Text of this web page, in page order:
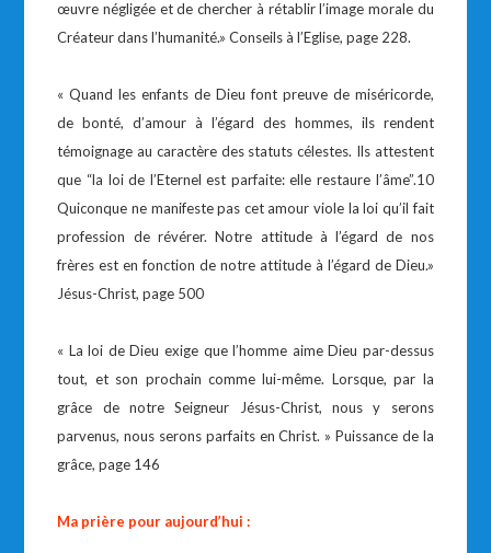
œuvre négligée et de chercher à rétablir l’image morale du
Créateur dans l’humanité.» Conseils à l’Eglise, page 228.
« Quand les enfants de Dieu font preuve de miséricorde,
de bonté, d’amour à l’égard des hommes, ils rendent
témoignage au caractère des statuts célestes. Ils attestent
que “la loi de l’Eternel est parfaite: elle restaure l’âme”.10
Quiconque ne manifeste pas cet amour viole la loi qu’il fait
profession de révérer. Notre attitude à l’égard de nos
frères est en fonction de notre attitude à l’égard de Dieu.»
Jésus-Christ, page 500
« La loi de Dieu exige que l’homme aime Dieu par-dessus
tout, et son prochain comme lui-même. Lorsque, par la
grâce de notre Seigneur Jésus-Christ, nous y serons
parvenus, nous serons parfaits en Christ. » Puissance de la
grâce, page 146
Ma prière pour aujourd’hui :